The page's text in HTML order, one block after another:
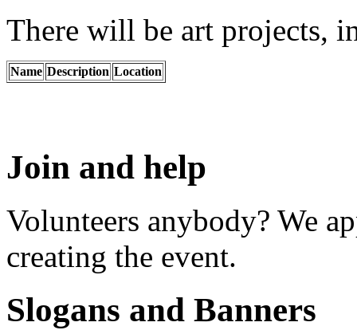
There will be art projects,
Name Description Location
Join and help
Volunteers anybody? We
creating the event.
Slogans and Banners